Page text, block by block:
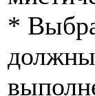
*